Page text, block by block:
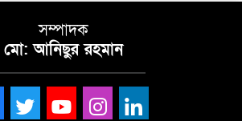
সম্পাদক
মো: আনিছুর রহমান